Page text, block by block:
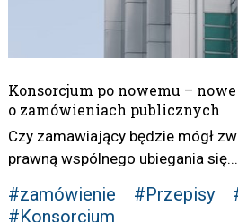
Konsorcjum po nowemu –
o zamówieniach publicznych
Czy zamawiający będzie mógł
prawną wspólnego ubiegania się...
#zamówienie #Przepisy
#Konsorcjum